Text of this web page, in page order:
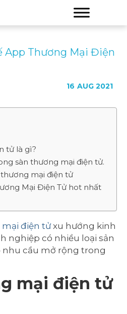
App Thương Mại Điện
16 AUG 2021
tử là gì?
sàn thương mại điện tử.
mại điện tử
Mại Điện Tử hot nhất
điện tử xu hướng kinh
nghiệp có nhiều loại sản
nhu cầu mở rộng trong
mại điện tử